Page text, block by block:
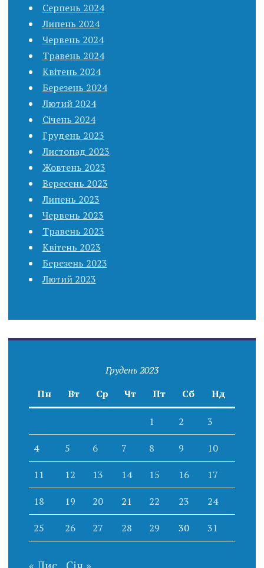
Серпень 2024
Липень 2024
Червень 2024
Травень 2024
Квітень 2024
Березень 2024
Лютий 2024
Січень 2024
Грудень 2023
Листопад 2023
Жовтень 2023
Вересень 2023
Липень 2023
Червень 2023
Травень 2023
Квітень 2023
Березень 2023
Лютий 2023
Грудень 2023
Пн
Вт Ср Чт Пт Сб Нд
1 2 3
4 5 6 7 8 9 10
11 12 13 14 15 16 17
18 19 20 21 22 23 24
25 26 27 28 29 30 31